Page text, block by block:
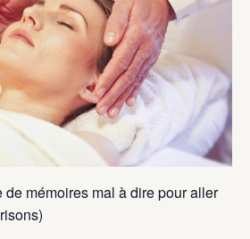
de mémoires mal à dire pour aller